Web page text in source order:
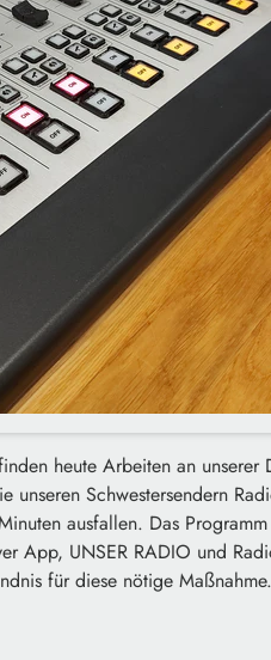
heute Arbeiten an unserer
Schwestersendern
ausfallen. Das
App, UNSER RADIO und
für diese nötige Maßnahme.